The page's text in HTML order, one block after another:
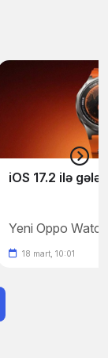
iOS 17.2 ilə
18 mart, 10:01